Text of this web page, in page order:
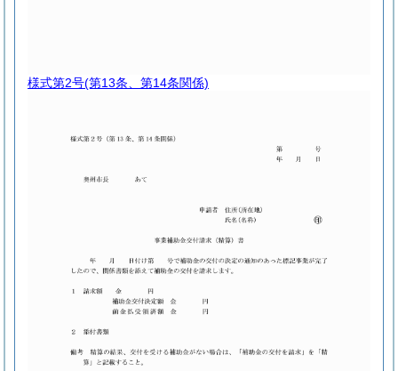
様式第2号(第13条、第14条関係)